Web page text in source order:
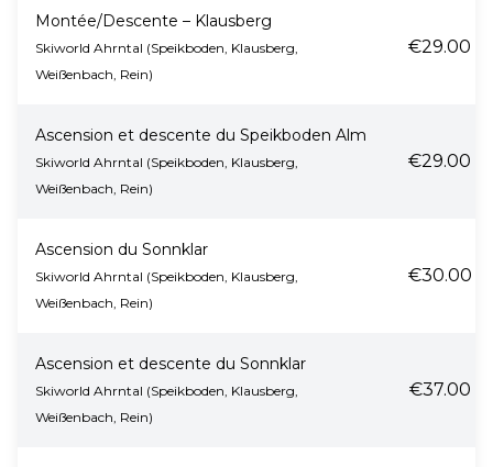
Montée/Descente – Klausberg
Skiworld Ahrntal (Speikboden, Klausberg,
Weißenbach, Rein)
€29.00
Ascension et descente du Speikboden Alm
Skiworld Ahrntal (Speikboden, Klausberg,
Weißenbach, Rein)
€29.00
Ascension du Sonnklar
Skiworld Ahrntal (Speikboden, Klausberg,
Weißenbach, Rein)
€30.00
Ascension et descente du Sonnklar
Skiworld Ahrntal (Speikboden, Klausberg,
Weißenbach, Rein)
€37.00